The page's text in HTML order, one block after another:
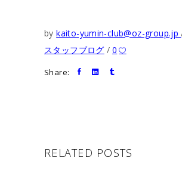
bykaito-yumin-club@oz-group.jp
スタッフブログ
0
Share:
RELATED POSTS